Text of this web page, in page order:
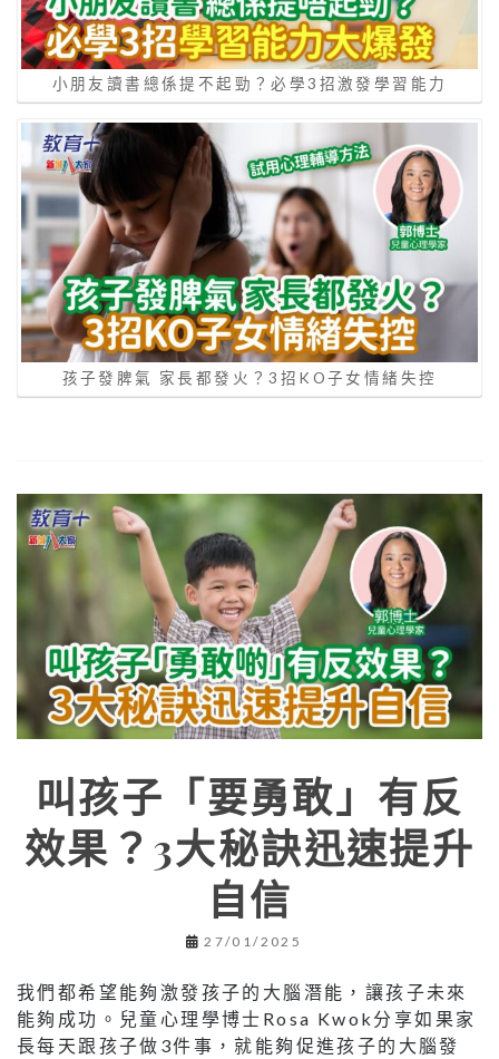
小朋友讀書總係提不起勁？必學3招激發學習能力
孩子發脾氣 家長都發火？3招KO子女情緒失控
叫孩子「要勇敢」有反
效果？3大秘訣迅速提升
自信
27/01/2025
我們都希望能夠激發孩子的大腦潛能，讓孩子未來
能夠成功。兒童心理學博士Rosa Kwok分享如果家
長每天跟孩子做3件事，就能夠促進孩子的大腦發